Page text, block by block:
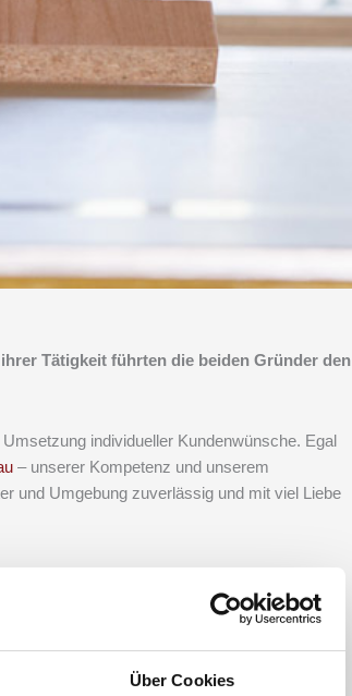
Über Cookies
Tätigkeit führten die beiden Gründer den
individueller Kundenwünsche. Egal
– unserer Kompetenz und unserem
und Umgebung zuverlässig und mit viel Liebe
der Objekteinrichtung.
Fachwerkstatt für Innenausbau und
denkbaren Arten der Holzbearbeitung und
übernommen werden und